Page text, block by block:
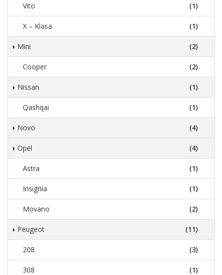
Vito (1)
X – Klasa (1)
Mini (2)
Cooper (2)
Nissan (1)
Qashqai (1)
Novo (4)
Opel (4)
Astra (1)
Insignia (1)
Movano (2)
Peugeot (11)
208 (3)
308 (1)